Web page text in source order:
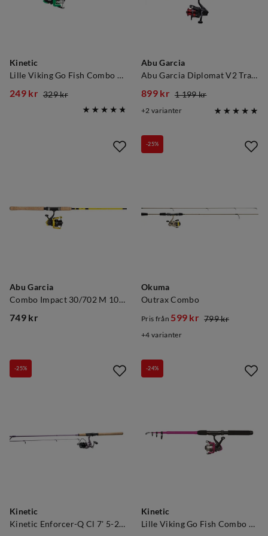
Kinetic
Lille Viking Go Fish Combo Barnesett Grønn
249 kr 329 kr
Abu Garcia
Abu Garcia Diplomat V2 Travel Combo
discounted
899 kr
original
1 199 kr
2 varianter
Abu Garcia
Combo Impact 30/702 M 10-30g
749 kr
Okuma
Outrax Combo
-25%
discounted
Pris från 599 kr
original
799 kr
4 varianter
Kinetic
Kinetic Enforcer-Q Cl 7' 5-24g
-25%
Kinetic
Lille Viking Go Fish Combo Lilla Rød
-24%